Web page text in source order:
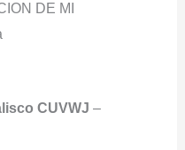
DE MI
CUVWJ –